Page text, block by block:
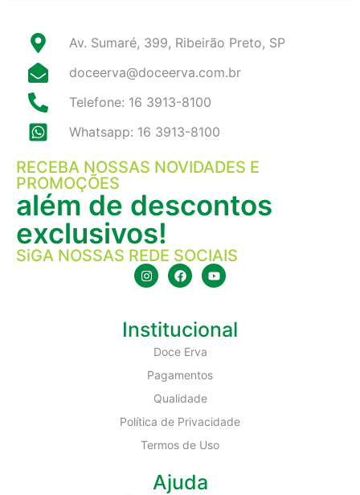
Av. Sumaré, 399, Ribeirão Preto, SP
doceerva@doceerva.com.br
Telefone: 16 3913-8100
Whatsapp: 16 3913-8100
RECEBA NOSSAS NOVIDADES E
PROMOÇÕES
além de descontos
exclusivos!
SiGA NOSSAS REDE SOCIAIS
Institucional
Doce Erva
Pagamentos
Qualidade
Política de Privacidade
Termos de Uso
Ajuda